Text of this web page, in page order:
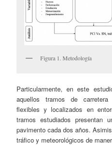
Figura 1. Metodología
Particularmente, en este
aquellos tramos de carretera
flexibles y localizados en
tramos estudiados presentan
pavimento cada dos años.
tráfico y meteorológicos de